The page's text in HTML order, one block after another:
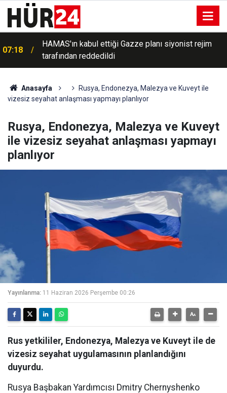
07:18
HAMAS'ın kabul ettiği Gazze planı siyonist rejim
tarafından reddedildi
Anasayfa
Rusya, Endonezya, Malezya ve Kuveyt ile
vizesiz seyahat anlaşması yapmayı planlıyor
Rusya, Endonezya, Malezya ve Kuveyt
ile vizesiz seyahat anlaşması yapmayı
planlıyor
Yayınlanma: 11 Haziran 2026 Perşembe 00:26
Rus yetkililer, Endonezya, Malezya ve Kuveyt ile de
vizesiz seyahat uygulamasının planlandığını
duyurdu.
Rusya Başbakan Yardımcısı Dmitry Chernyshenko